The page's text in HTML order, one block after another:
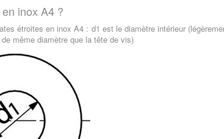
inox A4 ?
étroites en inox A4 : d1 est le diamètre intérieur
même diamètre que la tête de vis)